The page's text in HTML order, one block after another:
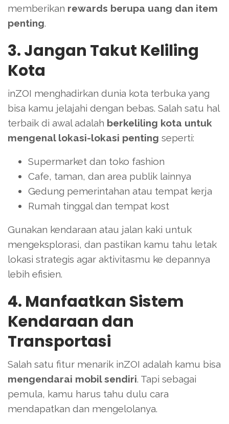
memberikan rewards berupa uang dan item
penting.
3. Jangan Takut Keliling
Kota
inZOI menghadirkan dunia kota terbuka yang
bisa kamu jelajahi dengan bebas. Salah satu hal
terbaik di awal adalah berkeliling kota untuk
mengenal lokasi-lokasi penting seperti:
Supermarket dan toko fashion
Cafe, taman, dan area publik lainnya
Gedung pemerintahan atau tempat kerja
Rumah tinggal dan tempat kost
Gunakan kendaraan atau jalan kaki untuk
mengeksplorasi, dan pastikan kamu tahu letak
lokasi strategis agar aktivitasmu ke depannya
lebih efisien.
4. Manfaatkan Sistem
Kendaraan dan
Transportasi
Salah satu fitur menarik inZOI adalah kamu bisa
mengendarai mobil sendiri. Tapi sebagai
pemula, kamu harus tahu dulu cara
mendapatkan dan mengelolanya.